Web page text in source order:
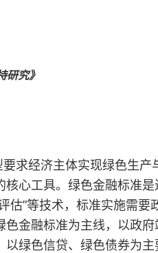
研究》
求经济主体实现绿色生产
心工具。绿色金融标准
估”等技术，标准实施需要
金融标准为主线，以政
绿色信贷、绿色债券为